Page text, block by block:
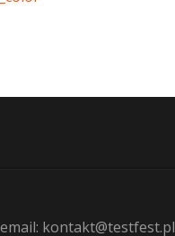
kontakt@testfest.pl